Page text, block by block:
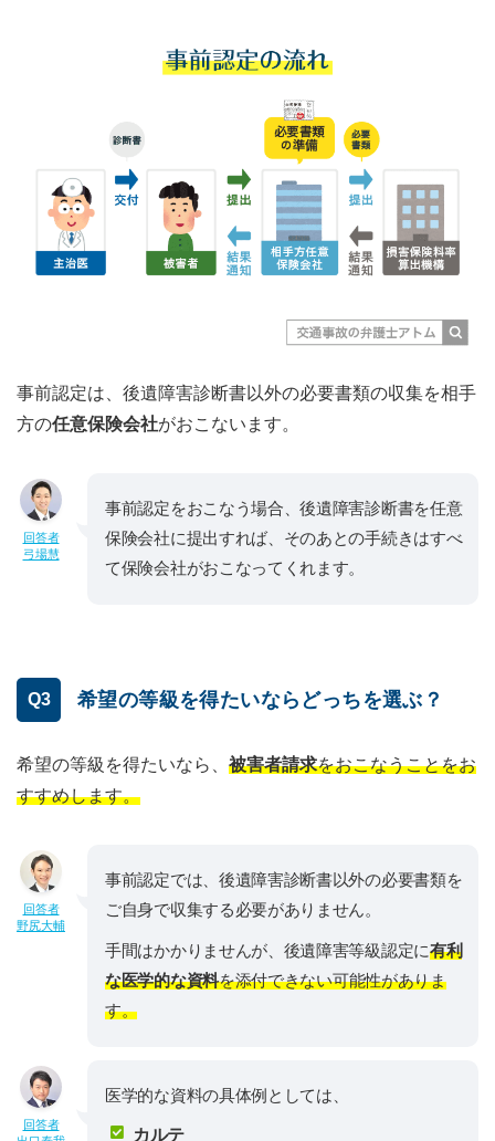
事前認定は、後遺障害診断書以外の必要書類の収集を相手
方の任意保険会社がおこないます。
回答者
弓場慧
事前認定をおこなう場合、後遺障害診断書を任意
保険会社に提出すれば、そのあとの手続きはすべ
て保険会社がおこなってくれます。
Q3 希望の等級を得たいならどっちを選ぶ？
希望の等級を得たいなら、 被害者請求をおこなうことをお
すすめします。
回答者
野尻大輔
事前認定では、後遺障害診断書以外の必要書類を
ご自身で収集する必要がありません。
手間はかかりませんが、後遺障害等級認定に有利
な医学的な資料を添付できない可能性がありま
す。
回答者
医学的な資料の具体例としては、
カルテ